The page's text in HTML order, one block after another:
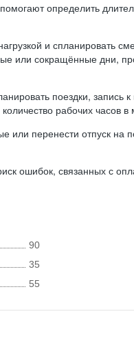
определить
и спланировать
или сокращённые дни,
поездки,
рабочих часов
или перенести отпуск
ошибок, связанных с
90
35
55